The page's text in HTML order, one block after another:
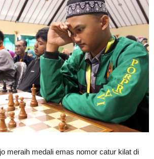
meraih medali emas nomor catur kilat di